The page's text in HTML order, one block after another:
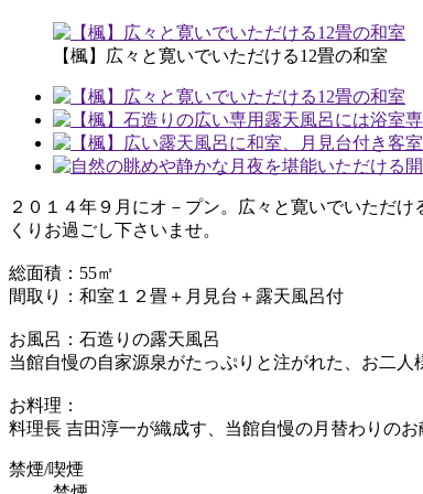
【楓】広々と寛いでいただける12畳の和室
２０１４年９月にオ－プン。広々と寛いでいただ
くりお過ごし下さいませ。
総面積：55㎡
間取り：和室１２畳＋月見台＋露天風呂付
お風呂：石造りの露天風呂
当館自慢の自家源泉がたっぷりと注がれた、お二人
お料理：
料理長 吉田淳一が織成す、当館自慢の月替わりのお
禁煙/喫煙